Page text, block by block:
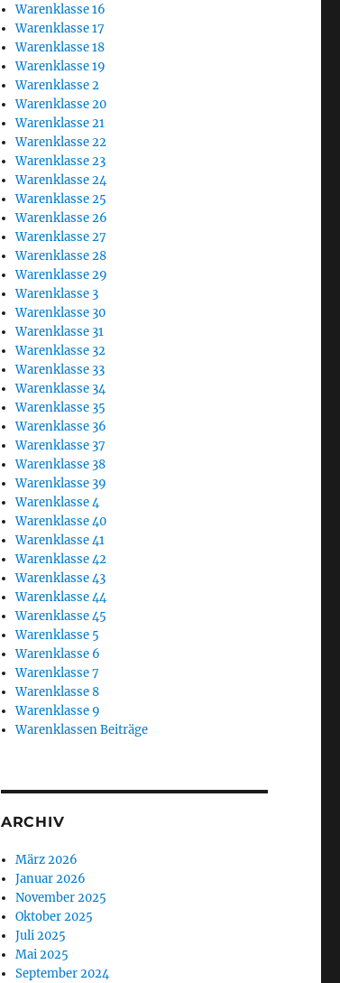
Warenklasse 16
Warenklasse 17
Warenklasse 18
Warenklasse 19
Warenklasse 2
Warenklasse 20
Warenklasse 21
Warenklasse 22
Warenklasse 23
Warenklasse 24
Warenklasse 25
Warenklasse 26
Warenklasse 27
Warenklasse 28
Warenklasse 29
Warenklasse 3
Warenklasse 30
Warenklasse 31
Warenklasse 32
Warenklasse 33
Warenklasse 34
Warenklasse 35
Warenklasse 36
Warenklasse 37
Warenklasse 38
Warenklasse 39
Warenklasse 4
Warenklasse 40
Warenklasse 41
Warenklasse 42
Warenklasse 43
Warenklasse 44
Warenklasse 45
Warenklasse 5
Warenklasse 6
Warenklasse 7
Warenklasse 8
Warenklasse 9
Warenklassen Beiträge
ARCHIV
März 2026
Januar 2026
November 2025
Oktober 2025
Juli 2025
Mai 2025
September 2024